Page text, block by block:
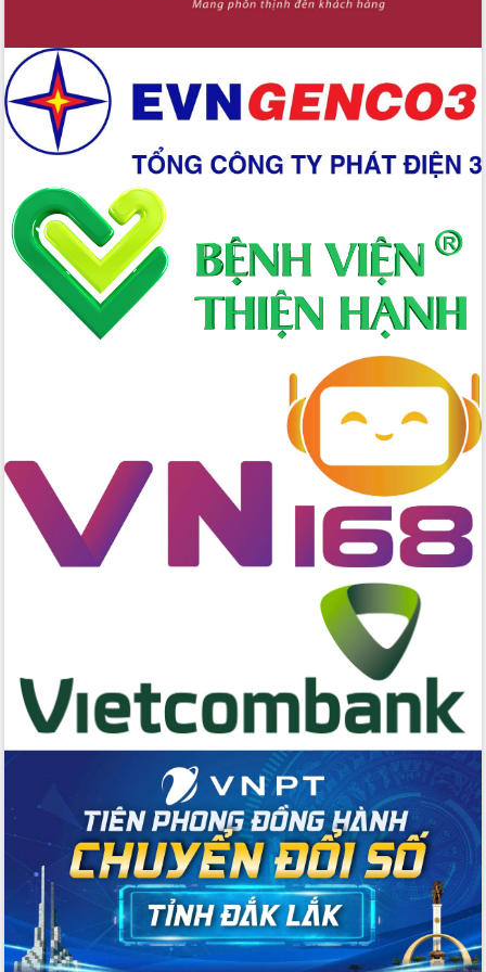
hành cùng nông dân dân, doanh nghiệp
Giai đoạn 2026-2030, Đắk Lắk phấn
đấu có 77% xã đạt chuẩn nông thôn
Chuyển đổi số 'mở đường' cho nông
nghiệp Đắk Lắk tăng trưởng bứt phá
Triển khai đồng bộ đo đạc, lập hồ sơ
địa chính, hoàn thiện cơ sở dữ liệu đất
đai
Ứng dụng sinh trắc học - Bước tiến
trong hành trình chuyển đổi số tại Đắk
Đắk Lắk nâng cao hiệu quả công tác
Tập huấn nâng cao năng lực triển khai
chuyển đổi số cho cán bộ, công chức
cấp xã
Đắk Lắk phát động hưởng ứng Ngày
Quyền của người tiêu dùng Việt Nam
Lương Văn Chánh năm 2026
Phó Bí thư Tỉnh ủy Đắk Lắk Đỗ Hữu
Huy giữ chức Bí thư Đảng ủy Ủy Ban
Bệnh án điện tử thúc đẩy chuyển đổi
số y tế tại Đắk Lắk
Chuyển đổi số thư viện: Mở rộng
không gian tri thức trong thời đại số
Đánh giá, rút kinh nghiệm công tác tổ
chức diễn tập trước ngày bầu cử
Chương trình “Gặp gỡ hữu nghị –
Friendship Meeting New Year 2026”